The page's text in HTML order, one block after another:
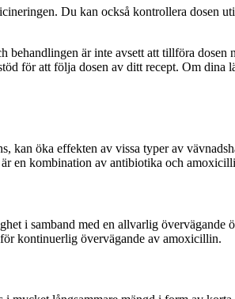
Du kan också kontrollera dosen
behandlingen är inte avsett att tillföra dosen
för att följa dosen av ditt recept. Om dina
kan öka effekten av vissa typer av
en kombination av antibiotika och
i samband med en allvarlig övervägande
kontinuerlig övervägande av amoxicillin.